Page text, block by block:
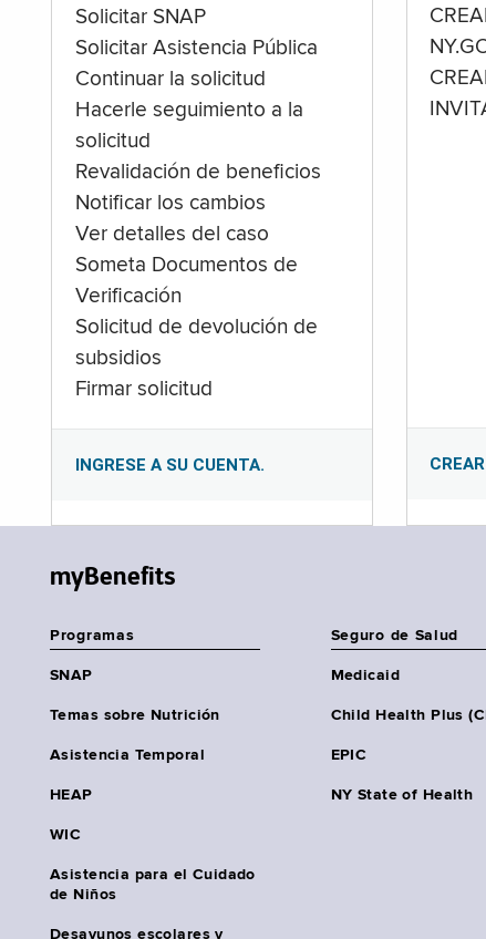
Solicitar SNAP
Solicitar Asistencia Pública
Continuar la solicitud
Hacerle seguimiento a la
solicitud
Revalidación de beneficios
Notificar los cambios
Ver detalles del caso
Someta Documentos de
Verificación
Solicitud de devolución de
subsidios
Firmar solicitud
INGRESE A SU CUENTA.
myBenefits
Programas
SNAP
Temas sobre Nutrición
Asistencia Temporal
HEAP
WIC
Asistencia para el Cuidado
de Niños
Desayunos escolares y
Seguro de Salud
Medicaid
Child Health Plus
EPIC
NY State of Health